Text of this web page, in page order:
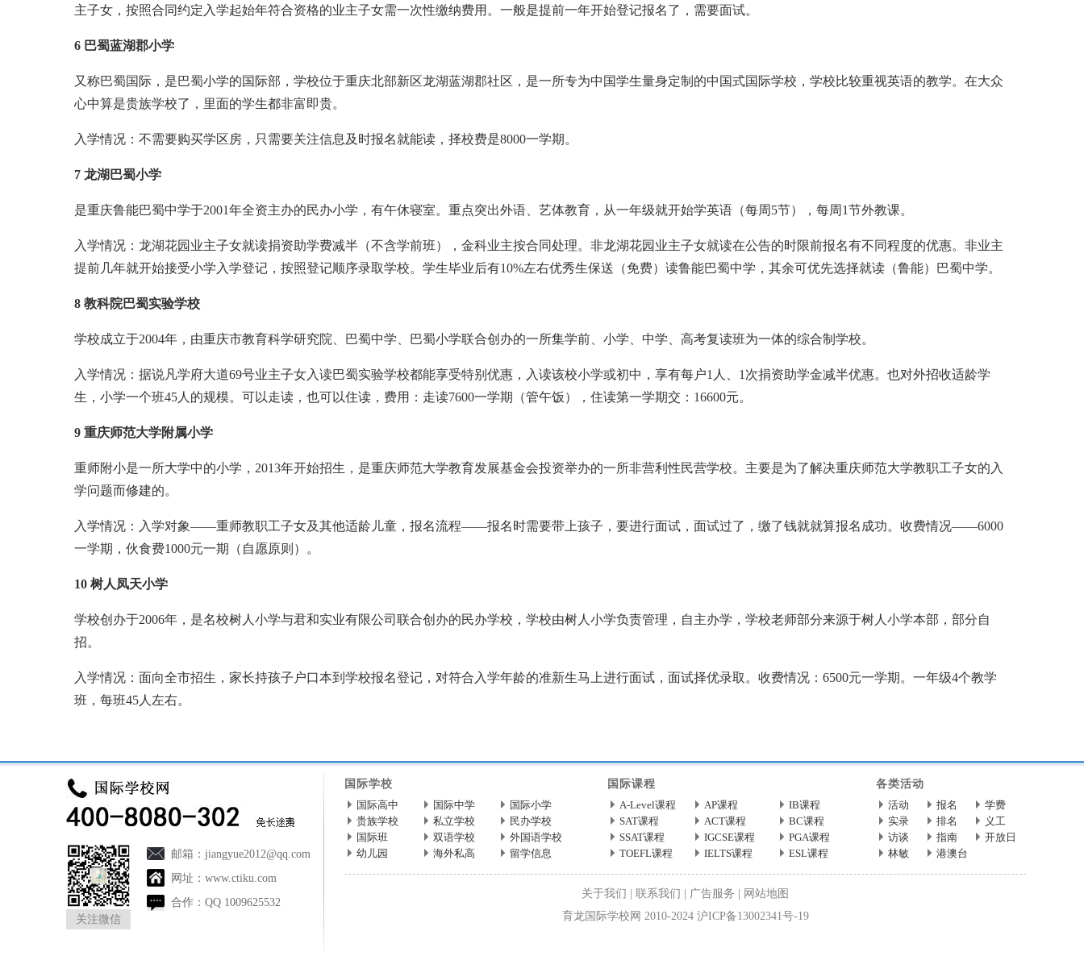
主子女，按照合同约定入学起始年符合资格的业主子女需一次性缴纳费用。一般是提前一年开始登记报名了，需要面试。
6 巴蜀蓝湖郡小学
又称巴蜀国际，是巴蜀小学的国际部，学校位于重庆北部新区龙湖蓝湖郡社区，是一所专为中国学生量身定制的中国式国际学校，学校比较重视英语的教学。在大众
心中算是贵族学校了，里面的学生都非富即贵。
入学情况：不需要购买学区房，只需要关注信息及时报名就能读，择校费是8000一学期。
7 龙湖巴蜀小学
是重庆鲁能巴蜀中学于2001年全资主办的民办小学，有午休寝室。重点突出外语、艺体教育，从一年级就开始学英语（每周5节），每周1节外教课。
入学情况：龙湖花园业主子女就读捐资助学费减半（不含学前班），金科业主按合同处理。非龙湖花园业主子女就读在公告的时限前报名有不同程度的优惠。非业主
提前几年就开始接受小学入学登记，按照登记顺序录取学校。学生毕业后有10%左右优秀生保送（免费）读鲁能巴蜀中学，其余可优先选择就读（鲁能）巴蜀中学。
8 教科院巴蜀实验学校
学校成立于2004年，由重庆市教育科学研究院、巴蜀中学、巴蜀小学联合创办的一所集学前、小学、中学、高考复读班为一体的综合制学校。
入学情况：据说凡学府大道69号业主子女入读巴蜀实验学校都能享受特别优惠，入读该校小学或初中，享有每户1人、1次捐资助学金减半优惠。也对外招收适龄学
生，小学一个班45人的规模。可以走读，也可以住读，费用：走读7600一学期（管午饭），住读第一学期交：16600元。
9 重庆师范大学附属小学
重师附小是一所大学中的小学，2013年开始招生，是重庆师范大学教育发展基金会投资举办的一所非营利性民营学校。主要是为了解决重庆师范大学教职工子女的入
学问题而修建的。
入学情况：入学对象——重师教职工子女及其他适龄儿童，报名流程——报名时需要带上孩子，要进行面试，面试过了，缴了钱就就算报名成功。收费情况——6000
一学期，伙食费1000元一期（自愿原则）。
10 树人凤天小学
学校创办于2006年，是名校树人小学与君和实业有限公司联合创办的民办学校，学校由树人小学负责管理，自主办学，学校老师部分来源于树人小学本部，部分自
招。
入学情况：面向全市招生，家长持孩子户口本到学校报名登记，对符合入学年龄的准新生马上进行面试，面试择优录取。收费情况：6500元一学期。一年级4个教学
班，每班45人左右。
关注微信
邮箱： jiangyue2012@qq.com
网址： www.ctiku.com
合作： QQ 1009625532
国际学校 国际课程
各类活动
国际高中
国际中学
国际小学
贵族学校
私立学校
民办学校
国际班
双语学校
外国语学校
幼儿园
海外私高 留学信息
A-Level课程 AP课程
IB课程
SAT课程
ACT课程
BC课程
SSAT课程
IGCSE课程
PGA课程
TOEFL课程
IELTS课程 ESL课程
活动 报名
学费
实录
排名
义工
访谈
指南
开放日
林敏
港澳台
关于我们 联系我们 广告服务
网站地图
育龙国际学校网 2010-2024 沪ICP备13002341号-19